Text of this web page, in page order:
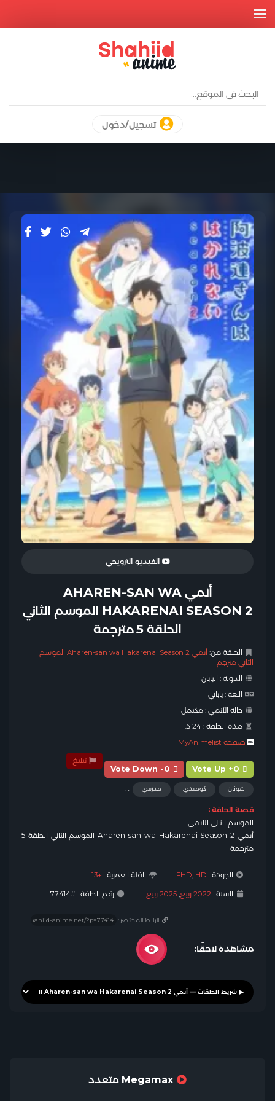
تسجيل/دخول
الفيديو الترويجي
أنمي AHAREN-SAN WA
HAKARENAI SEASON 2 الموسم الثاني
الحلقة 5 مترجمة
الحلقة من:
أنمي Aharen-san wa Hakarenai Season 2 الموسم
الثاني مترجم
الدولة : اليابان
اللغة :ياباني
حالة الأنمي :مكتمل
مدة الحلقة :24 د.
صفحة MyAnimelist
Vote Up +0
Vote Down -0
تبليغ
شونين كوميدي مدرسي
قصة الحلقة :
الموسم الثاني للأنمي
أنمي Aharen-san wa Hakarenai Season 2 الموسم الثاني الحلقة 5
مترجمة
الجودة : FHD, HD الفئة العمرية : +13
السنة :2022 ربيع ,2025 ربيع رقم الحلقة : #77414
الرابط المختصر :
مشاهدة لاحقًا: